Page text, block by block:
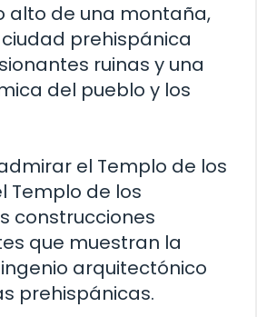
alto de una montaña,
prehispánica
ruinas y una
del pueblo y los
el Templo de los
Templo de los
construcciones
que muestran la
arquitectónico
prehispánicas.